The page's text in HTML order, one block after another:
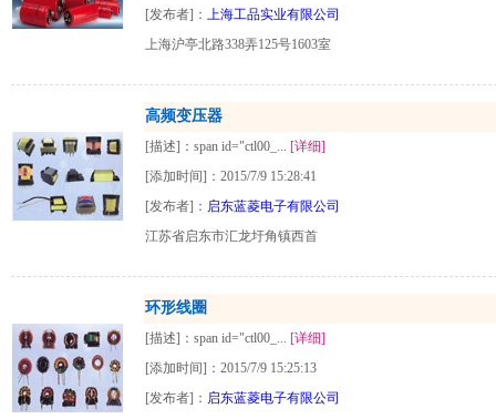
[发布者]： 上海工品实业有限公司
上海沪亭北路338弄125号1603室
高频变压器
[描述]：span id="ctl00_... [详细]
[添加时间]：2015/7/9 15:28:41
[发布者]： 启东蓝菱电子有限公司
江苏省启东市汇龙圩角镇西首
环形线圈
[描述]：span id="ctl00_... [详细]
[添加时间]：2015/7/9 15:25:13
[发布者]： 启东蓝菱电子有限公司